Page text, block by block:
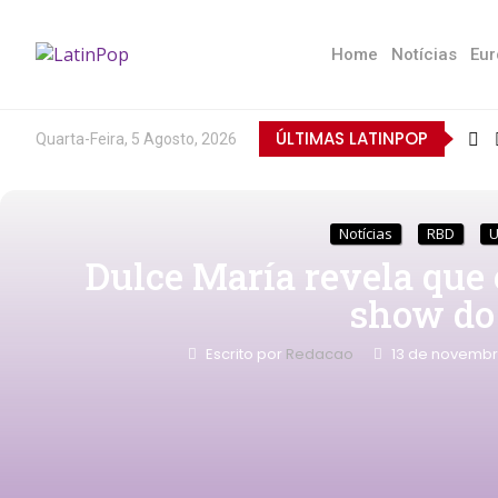
Home Notícias
Quarta-Feira, 5 Agosto, 2026 ÚLTIMAS LATINPOP
Notícias RBD
Dulce María revela que
show
Escrito por Redacao 13 de